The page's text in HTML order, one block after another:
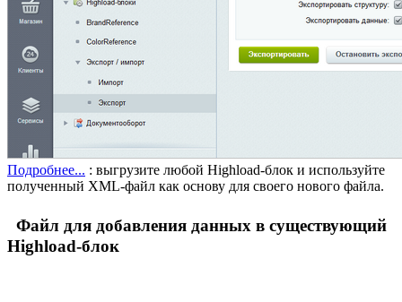
Подробнее... : выгрузите любой Highload-блок и используйте
полученный XML-файл как основу для своего нового файла.
Файл для добавления данных в существующий
Highload-блок